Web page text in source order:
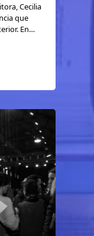
Cecilia
que
En…